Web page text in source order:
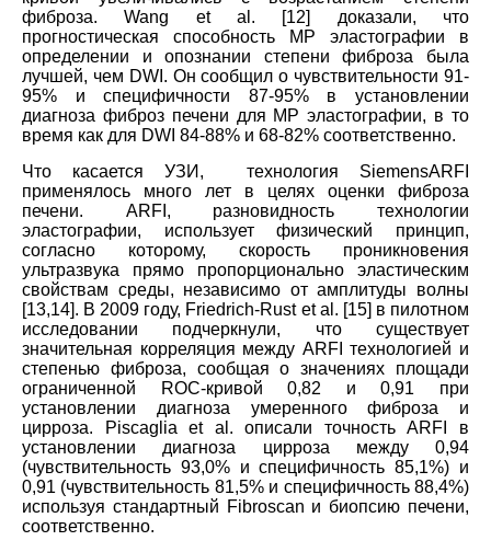
фиброза. Wang et al. [12] доказали, что
прогностическая способность МР эластографии в
определении и опознании степени фиброза была
лучшей, чем DWI. Он сообщил о чувствительности 91-
95% и специфичности 87-95% в установлении
диагноза фиброз печени для МР эластографии, в то
время как для DWI 84-88% и 68-82% соответственно.
Что касается УЗИ, технология SiemensARFI
применялось много лет в целях оценки фиброза
печени. ARFI, разновидность технологии
эластографии, использует физический принцип,
согласно которому, скорость проникновения
ультразвука прямо пропорционально эластическим
свойствам среды, независимо от амплитуды волны
[13,14]. В 2009 году, Friedrich-Rust et al. [15] в пилотном
исследовании подчеркнули, что существует
значительная корреляция между ARFI технологией и
степенью фиброза, сообщая о значениях площади
ограниченной ROC-кривой 0,82 и 0,91 при
установлении диагноза умеренного фиброза и
цирроза. Piscaglia et al. описали точность ARFI в
установлении диагноза цирроза между 0,94
(чувствительность 93,0% и специфичность 85,1%) и
0,91 (чувствительность 81,5% и специфичность 88,4%)
используя стандартный Fibroscan и биопсию печени,
соответственно.